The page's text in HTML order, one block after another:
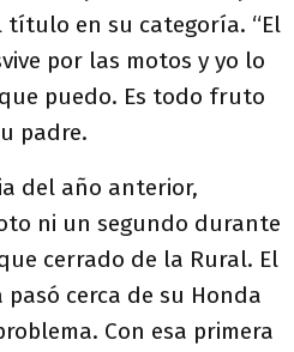
título en su categoría. “El
por las motos y yo lo
puedo. Es todo fruto
padre.
del año anterior,
ni un segundo durante
cerrado de la Rural. El
cerca de su Honda
Con esa primera